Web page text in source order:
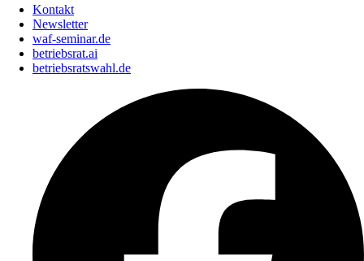
Kontakt
Newsletter
waf-seminar.de
betriebsrat.ai
betriebsratswahl.de